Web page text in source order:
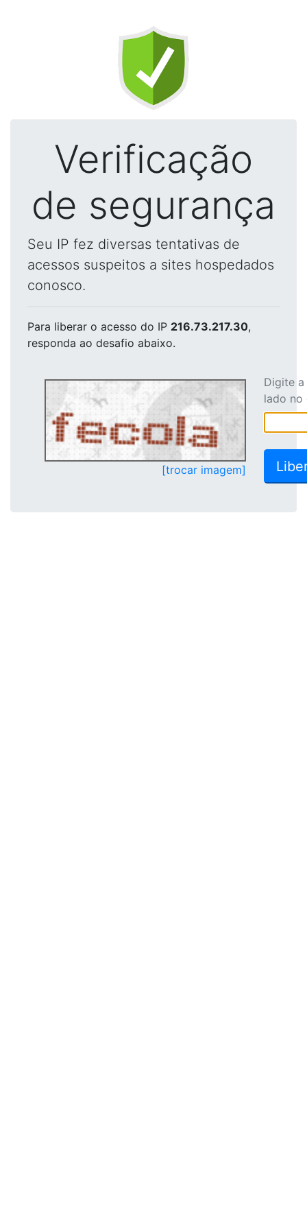
Verificação
de segurança
Seu IP fez diversas tentativas de
acessos suspeitos a sites hospedados
conosco.
Para liberar o acesso do IP 216.73.217.30,
responda ao desafio abaixo.
[trocar imagem]
Digite
lado no